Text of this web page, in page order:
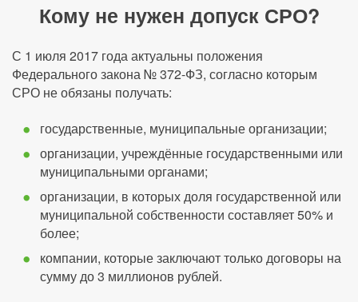
Кому не нужен допуск СРО?
С 1 июля 2017 года актуальны положения
Федерального закона № 372-ФЗ, согласно которым
СРО не обязаны получать:
государственные, муниципальные организации;
организации, учреждённые государственными или
муниципальными органами;
организации, в которых доля государственной или
муниципальной собственности составляет 50% и
более;
компании, которые заключают только договоры на
сумму до 3 миллионов рублей.